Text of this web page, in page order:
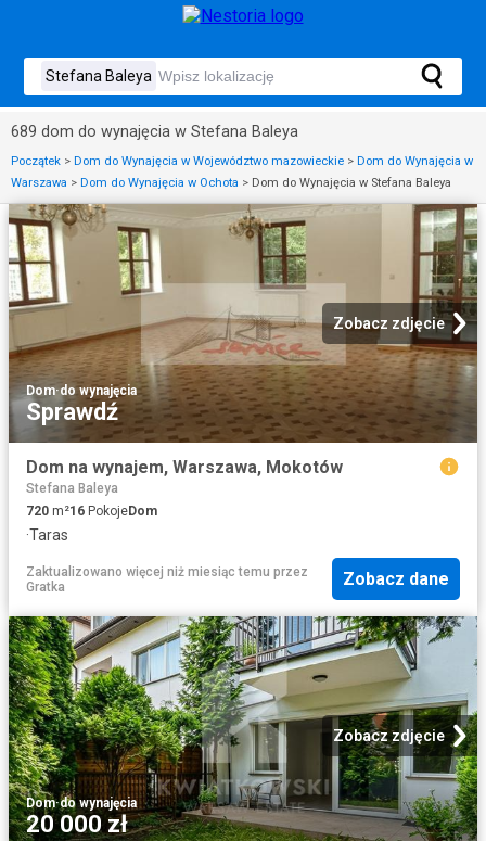
689 dom do wynajęcia w Stefana Baleya
Początek > Dom do Wynajęcia w Województwo mazowieckie > Dom do Wynajęcia w
Warszawa > Dom do Wynajęcia w Ochota > Dom do Wynajęcia w Stefana Baleya
Zobacz zdjęcie
Dom·do wynajęcia
Sprawdź
Dom na wynajem, Warszawa, Mokotów
Stefana Baleya
720 m²16 PokojeDom
·Taras
Zaktualizowano więcej niż miesiąc temu przez
Gratka
Zobacz dane
Zobacz zdjęcie
Dom·do wynajęcia
20 000 zł